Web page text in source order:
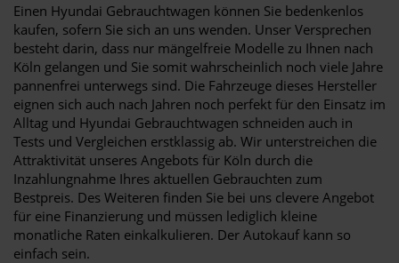
Einen Hyundai Gebrauchtwagen können Sie bedenkenlos
kaufen, sofern Sie sich an uns wenden. Unser Versprechen
besteht darin, dass nur mängelfreie Modelle zu Ihnen nach
Köln gelangen und Sie somit wahrscheinlich noch viele Jahre
pannenfrei unterwegs sind. Die Fahrzeuge dieses Hersteller
eignen sich auch nach Jahren noch perfekt für den Einsatz im
Alltag und Hyundai Gebrauchtwagen schneiden auch in
Tests und Vergleichen erstklassig ab. Wir unterstreichen die
Attraktivität unseres Angebots für Köln durch die
Inzahlungnahme Ihres aktuellen Gebrauchten zum
Bestpreis. Des Weiteren finden Sie bei uns clevere Angebot
für eine Finanzierung und müssen lediglich kleine
monatliche Raten einkalkulieren. Der Autokauf kann so
einfach sein.